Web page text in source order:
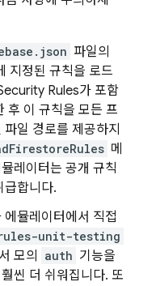
파일의
지정된 규칙을 로드
Rules가 포함
후 이 규칙을 모든 프
일 경로를 제공하지
메
레이터는 공개 규칙
급합니다.
에뮬레이터에서 직접
unit-testing
모의 auth 기능을
씬 더 쉬워집니다. 또